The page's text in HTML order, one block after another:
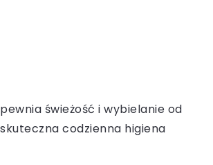
świeżość i wybielanie od
codzienna higiena